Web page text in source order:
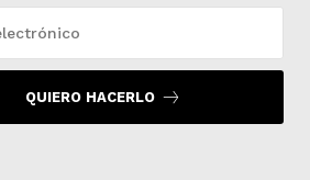
QUIERO HACERLO